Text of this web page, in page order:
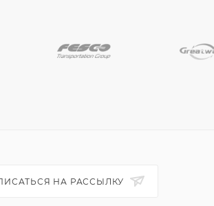
НА РАССЫЛКУ